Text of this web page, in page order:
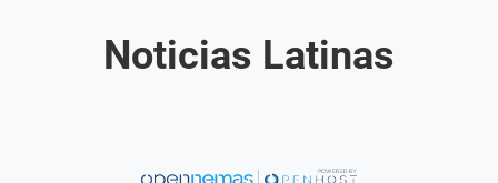
Noticias Latinas